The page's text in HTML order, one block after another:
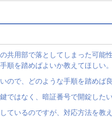
共用部で落としてしまった可能
順を踏めばよいか教えてほしい。
ので、どのような手順を踏めば
ではなく、暗証番号で開錠した
ているのですが、対応方法を教え